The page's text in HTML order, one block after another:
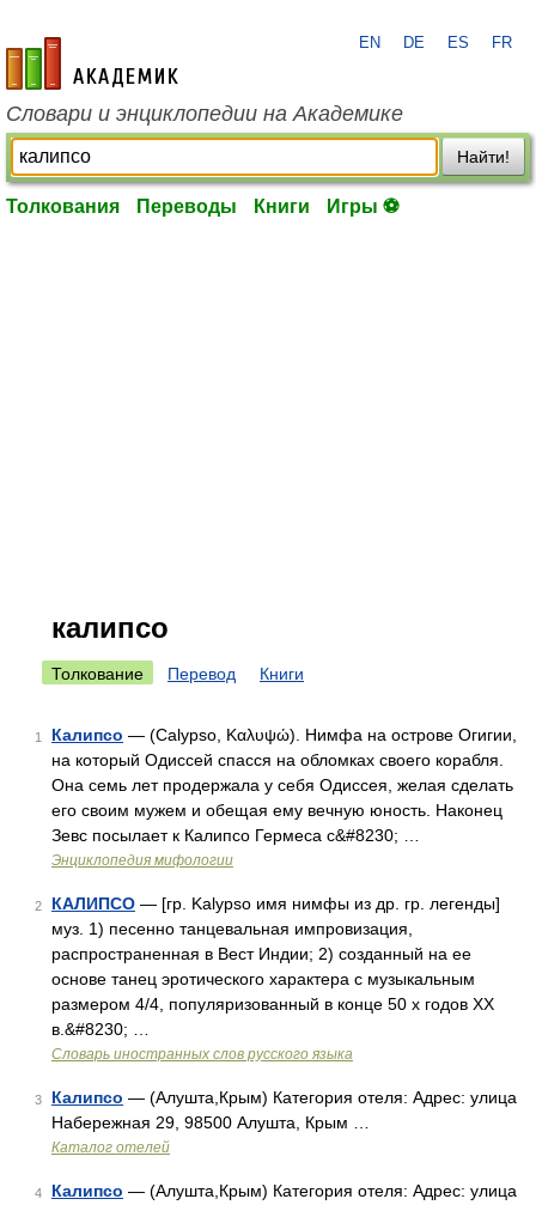
academic.ru
EN DE ES FR
Словари и энциклопедии на Академике
Найти!
Толкования Переводы Книги Игры ⚽
калипсо
Толкование Перевод Книги
1 Калипсо — (Calypso, Καλυψώ). Нимфа на острове Огигии,
на который Одиссей спасся на обломках своего корабля.
Она семь лет продержала у себя Одиссея, желая сделать
его своим мужем и обещая ему вечную юность. Наконец
Зевс посылает к Калипсо Гермеса с&#8230; …
Энциклопедия мифологии
2 КАЛИПСО — [гр. Kalypso имя нимфы из др. гр. легенды]
муз. 1) песенно танцевальная импровизация,
распространенная в Вест Индии; 2) созданный на ее
основе танец эротического характера с музыкальным
размером 4/4, популяризованный в конце 50 х годов XX
в.&#8230; …
Словарь иностранных слов русского языка
3 Калипсо — (Алушта,Крым) Категория отеля: Адрес: улица
Набережная 29, 98500 Алушта, Крым …
Каталог отелей
4 Калипсо — (Алушта,Крым) Категория отеля: Адрес: улица